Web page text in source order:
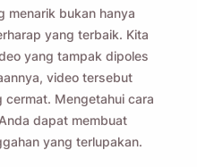
menarik bukan hanya
yang terbaik. Kita
yang tampak dipoles
video tersebut
cermat. Mengetahui cara
dapat membuat
yang terlupakan.